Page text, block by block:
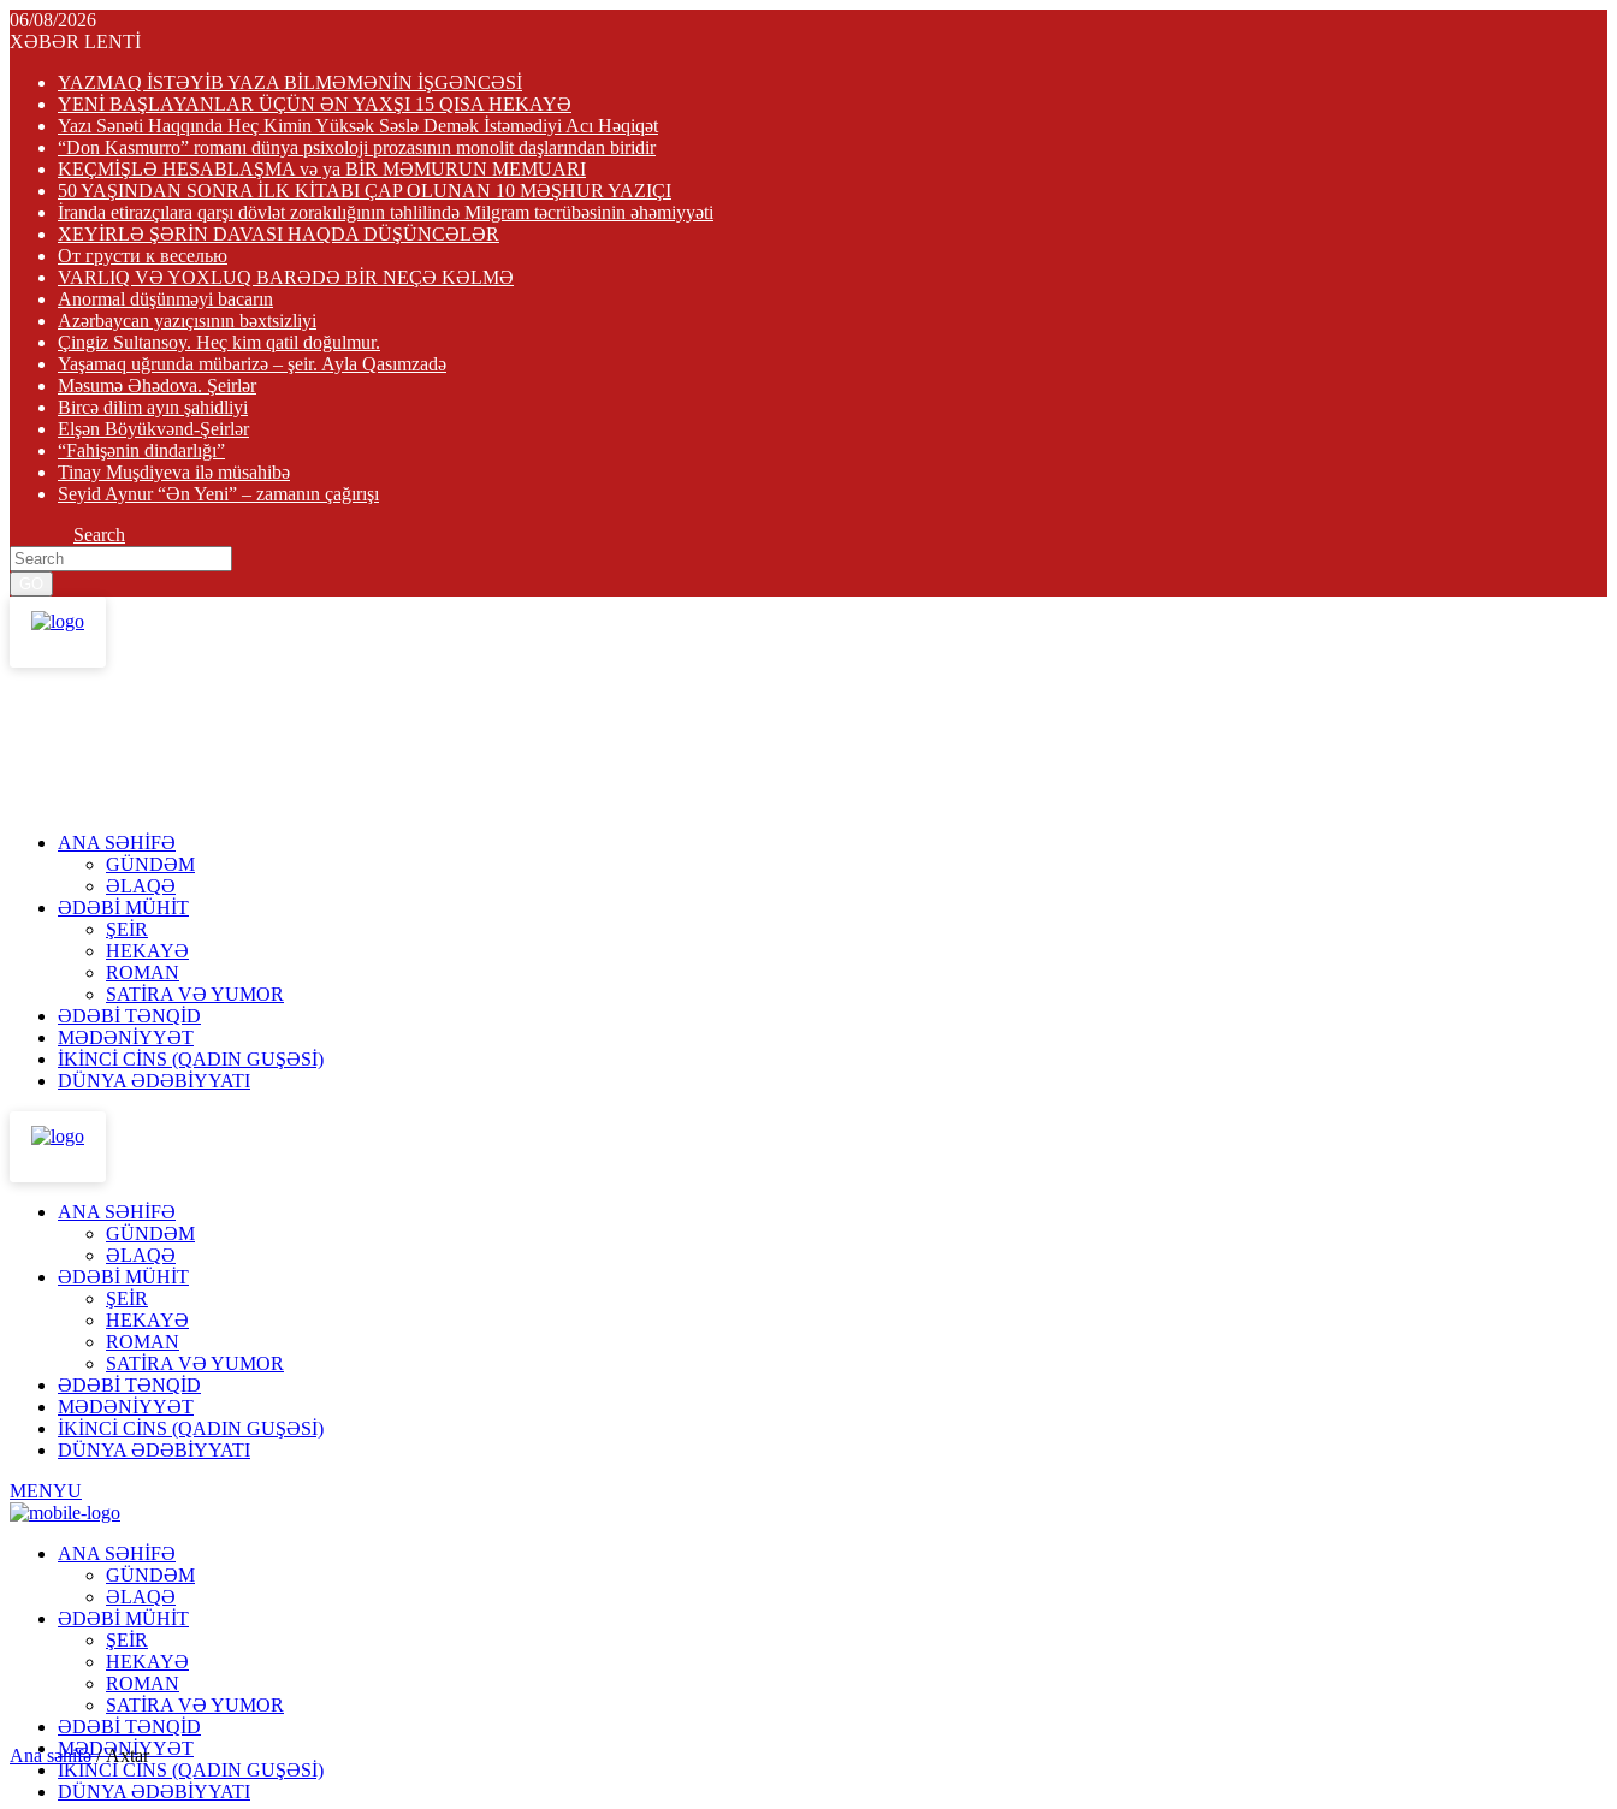
06/08/2026
XƏBƏR LENTİ
YAZMAQ İSTƏYİB YAZA BİLMƏMƏNİN İŞGƏNCƏSİ
YENİ BAŞLAYANLAR ÜÇÜN ƏN YAXŞI 15 QISA HEKAYƏ
Yazı Sənəti Haqqında Heç Kimin Yüksək Səslə Demək İstəmədiyi Acı Həqiqət
“Don Kasmurro” romanı dünya psixoloji prozasının monolit daşlarından biridir
KEÇMİŞLƏ HESABLAŞMA və ya BİR MƏMURUN MEMUARI
50 YAŞINDAN SONRA İLK KİTABI ÇAP OLUNAN 10 MƏŞHUR YAZIÇI
İranda etirazçılara qarşı dövlət zorakılığının təhlilində Milgram təcrübəsinin əhəmiyyəti
XEYİRLƏ ŞƏRİN DAVASI HAQDA DÜŞÜNCƏLƏR
От грусти к веселью
VARLIQ VƏ YOXLUQ BARƏDƏ BİR NEÇƏ KƏLMƏ
Anormal düşünməyi bacarın
Azərbaycan yazıçısının bəxtsizliyi
Çingiz Sultansoy. Heç kim qatil doğulmur.
Yaşamaq uğrunda mübarizə – şeir. Ayla Qasımzadə
Məsumə Əhədova. Şeirlər
Bircə dilim ayın şahidliyi
Elşən Böyükvənd-Şeirlər
“Fahişənin dindarlığı”
Tinay Muşdiyeva ilə müsahibə
Seyid Aynur “Ən Yeni” – zamanın çağırışı
Search
ANA SƏHİFƏ
GÜNDƏM
ƏLAQƏ
ƏDƏBİ MÜHİT
ŞEİR
HEKAYƏ
ROMAN
SATİRA VƏ YUMOR
ƏDƏBİ TƏNQİD
MƏDƏNİYYƏT
İKİNCİ CİNS (QADIN GUŞƏSİ)
DÜNYA ƏDƏBİYYATI
ANA SƏHİFƏ
GÜNDƏM
ƏLAQƏ
ƏDƏBİ MÜHİT
ŞEİR
HEKAYƏ
ROMAN
SATİRA VƏ YUMOR
ƏDƏBİ TƏNQİD
MƏDƏNİYYƏT
İKİNCİ CİNS (QADIN GUŞƏSİ)
DÜNYA ƏDƏBİYYATI
MENYU
ANA SƏHİFƏ
GÜNDƏM
ƏLAQƏ
ƏDƏBİ MÜHİT
ŞEİR
HEKAYƏ
ROMAN
SATİRA VƏ YUMOR
ƏDƏBİ TƏNQİD
MƏDƏNİYYƏT
İKİNCİ CİNS (QADIN GUŞƏSİ)
DÜNYA ƏDƏBİYYATI
Ana səhifə/Axtar